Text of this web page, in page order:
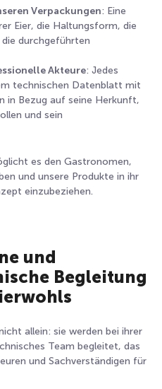
Verpackungen: Eine
Eier, die Haltungsform, die
durchgeführten
Akteure: Jedes
technischen Datenblatt mit
in Bezug auf seine Herkunft,
und sein
es den Gastronomen,
und unsere Produkte in ihr
einzubeziehen.
und
Begleitung
allein: sie werden bei ihrer
Team begleitet, das
und Sachverständigen für